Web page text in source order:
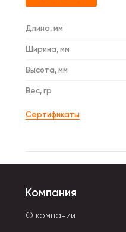
Длина, мм
Ширина, мм
Высота, мм
Вес, гр
Сертификаты
Компания
О компании